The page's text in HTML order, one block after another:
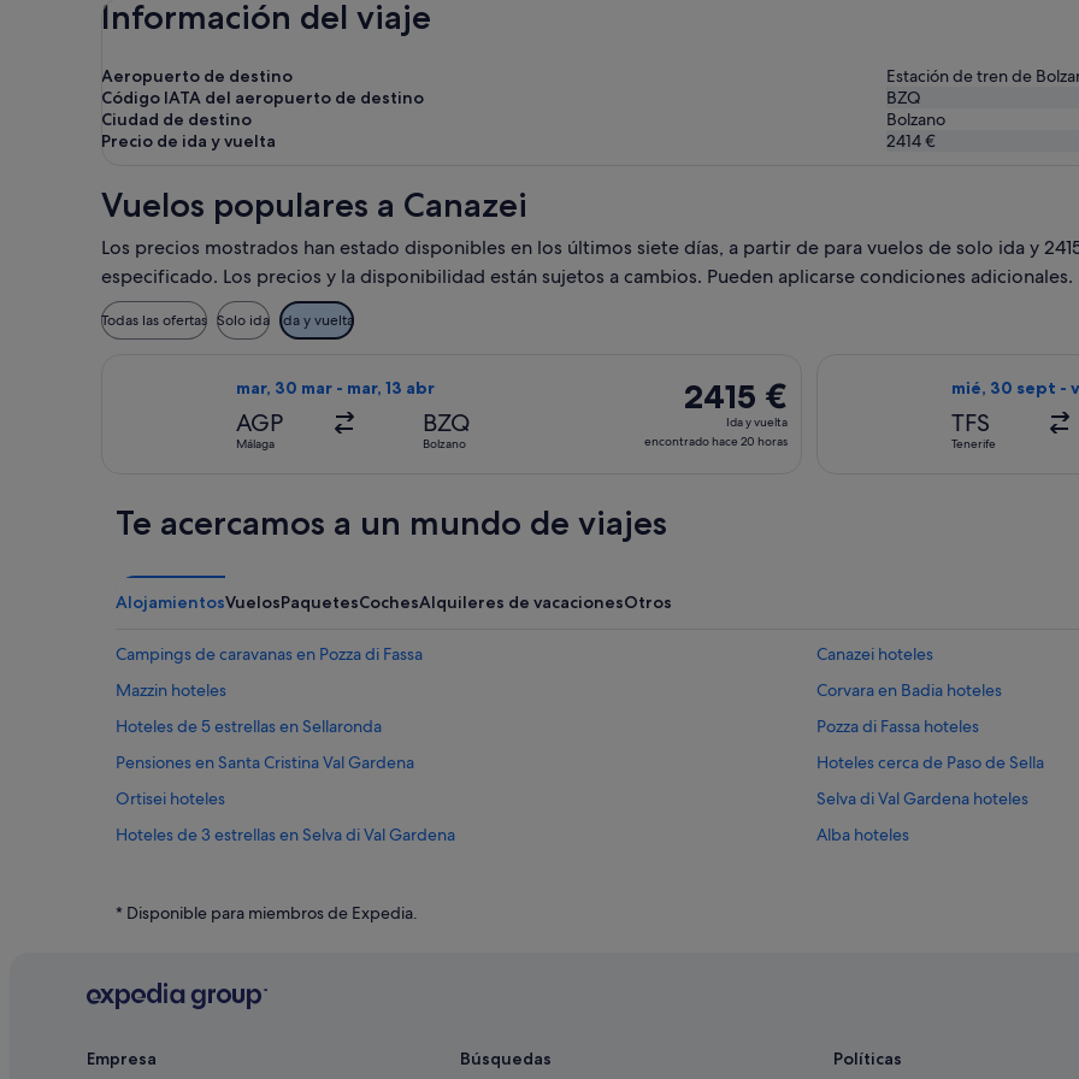
Información del viaje
Aeropuerto de destino
Estación de tren de
Código IATA del aeropuerto de destino
BZQ
Ciudad de destino
Bolzano
Precio de ida y vuelta
2414 €
Vuelos populares a Canazei
Los precios mostrados han estado disponibles en los últimos siete días, a partir de para vuelos de solo ida y
especificado. Los precios y la disponibilidad están sujetos a cambios. Pueden aplicarse condiciones adicionales.
Todas las ofertas Solo ida Ida y vuelta
mar, 30 mar - mar, 13 abr
AGP
Málaga
BZQ
Bolzano
2415 €
Ida
y
2415 €
Ida y vuelta
encontrado hace 20 horas
mié, 30 sept -
TFS
Tenerife
Te acercamos a un mundo de viajes
AlojamientosVuelosPaquetesCochesAlquileres de vacacionesOtros
Campings de caravanas en Pozza di Fassa
Canazei hoteles
Mazzin hoteles
Corvara en Badia hoteles
Hoteles de 5 estrellas en Sellaronda
Pozza di Fassa hoteles
Pensiones en Santa Cristina Val Gardena
Hoteles cerca de Paso de Sella
Ortisei hoteles
Selva di Val Gardena hoteles
Hoteles de 3 estrellas en Selva di Val Gardena
Alba hoteles
Hoteles cerca de Balneario QC Terme Dolomiti
Vigo di Fassa hoteles
Campings de caravanas en Santa Cristina Val Gardena
Apartamentos en Corvara en Badia
Campings de caravanas en Vigo di
* Disponible para miembros de Expedia.
Empresa Búsquedas Políticas